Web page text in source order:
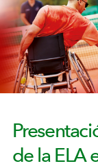
de la ELA